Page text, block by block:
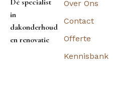
Dé specialist
in
dakonderhoud
en renovatie
Over Ons
Contact
Offerte
Kennisbank